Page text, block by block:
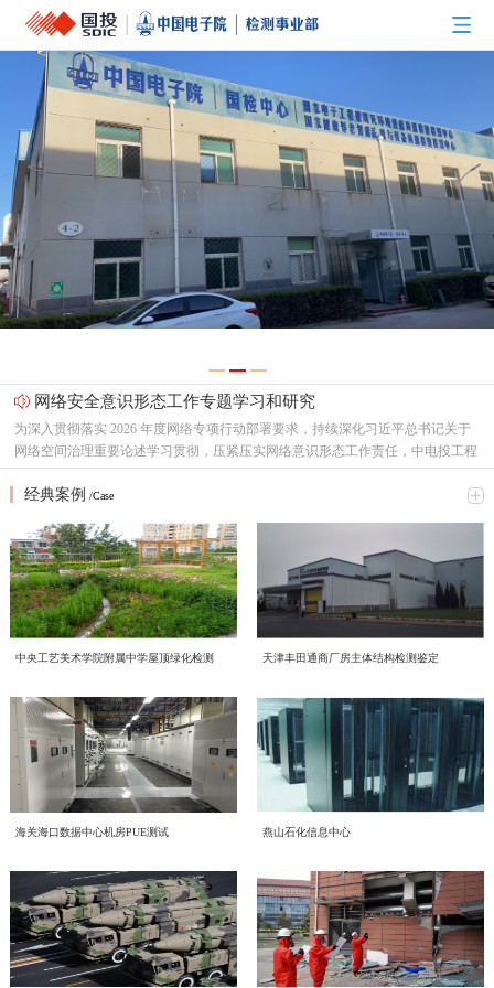
网络安全意识形态工作专题学习和研究
为深入贯彻落实 2026 年度网络专项行动部署要求，持续深化习近平总书记关于
网络空间治理重要论述学习贯彻，压紧压实网络意识形态工作责任，中电投工程
研究检测评定中心有限公司（以下简称“中心”）党总支召开专题支委会，集中研
究网络意识形态重点工作，全面梳理工作提升方向、明确落实举措。结合本次会
态工作核心意义互联网是意识形态斗争的主阵地、主战场、最前沿，网络意识形
态安全直接关系政治安全、舆论安全和单位长远发展。习近平总书记深刻指
出；“过不了互联网这一关，就过不了长期执政这一关，必须坚持正能量是总要
求、管得住是硬道理、用得好是真本事，持续健全网络生态治理长效机制，营造
风清气正的网络空间”。中心运营自有新媒体宣传平台，党员、职工线上交流、
对外业务宣传频次高，各类线上内容发布、网络言论行为都直接代表单位形象、
力，摒弃 “重业务、轻网信” 的片面认知，把网络意识形态工作摆在党建重点位
置，坚持守土有责、守土负责、守土尽责，牢牢管好、守好、用好各类网络阵
地。二、对标专项部署，明晰网络意识形态两大重点工作任务会议传达上级
2026 年度网络专项行动工作要求，结合中心运营管理实际，梳理当前网络意识
形态工作提升方向，明确两项核心工作抓手：（一）从严规范新媒体平台发布流
程，刚性落实 “三校三审” 机制新媒体是对外宣传、传递单位声音的重要载体，
内容导向容不得半点疏漏。将继续完善中心自有新媒体平台信息发布全流程管控
审” 制度：落实三级审核流程，每一级审核均留存书面或线上审核记录，做到全
程可追溯；2. 严把内容导向关口：所有对外发布图文、短视频、工作动态、宣传
材料，必须坚守正确政治方向、舆论导向、价值取向，重点核查政策表述、行业
宣传、对外口径，杜绝模糊表述、片面化表达、导向偏差内容上线；3. 常态化开
展平台自查自纠，定期梳理历史发布内容，及时清理过时、存在风险隐患的信
息，建立宣传内容负面清单，从源头防范舆情风险。（二）常态化开展党员专题
节能新起点，低碳向未来！
明的环保知识学习活动，积极响应2026年全国低碳日“绿色转型 全民同行”主题号
召。一、三部宣传片，共学绿色理念 本次学习重点围绕三部权威宣传片展开，
三部宣传片，视角不同、侧重各异，但指向同一个目标——让绿色低碳成为每个
人的行动自觉。 2026年全国低碳日“绿色转型 全民同行”主题宣传片 由生态环境
部发布，紧扣今年全国低碳日主题，号召全社会共同参与绿色转型，强调低碳发
来”主题视频 聚焦工业和信息化系统节能降碳实践，展示各领域在节能提效、绿
能降碳《守望未来》主题宣传片 以公共机构为切入点，讲述节能降碳背后的责
任与担当，传递"节约资源就是守护未来"的理念，展现公共机构在绿色转型中的
示范引领作用。二、立足"十五五"，践行全流程绿色理念在中国电子工程设计院
股份有限公司的引领下，我们立足“十五五”碳排放双控新要求，从设计、施工到
运维全流程践行绿色发展理念。 设计阶段，优先采用节能环保技术方案，从源
运维阶段，持续优化能源管理，以精细化运营实现长效减碳。三、从点滴做起，
纸，选择绿色出行让我们携手共建低碳企业，为美丽中国贡献力量！
喜报！中电投工程研究检测评定中心成功获批CNAS温室气体
审定与核查认可资质
近日，中电投工程研究检测评定中心有限公司（以下简称中心）顺利通过中国合
格评定国家认可委员会（CNAS）严格评审，成功取得温室气体审定和核查分项
认可资质，认可注册号为CNAS VV048-EI。此次资质的成功获批，标志着中心
温室气体核查、碳资产管理与低碳技术服务能力正式获得国家级、国际化权威认
委员会（CNAS）是国内权威的实验室与检验检测机构认可机构，其认可资质具
备国际互认效力，严格遵循ISO 14064系列国际标准及国家温室气体审定核查相
关准则，评审标准严苛、涵盖范围全面，是衡量机构碳核查技术能力、公正性与
权威性的核心标杆，获得该项认可意味着机构出具的温室气体审定、核查结果可
获得全球多个国家和地区的认可，具备极强的公信力与法律效力。 评审过程
中，CNAS评审组通过资料审核、现场核查、体系核查等多维度、全流程严苛评
审，对中心温室气体量化核算、排放核查、数据溯源管理、质量管理体系等核心
管理程序以及严谨的技术服务流程，最终确认中心完全符合温室气体审定与核查
机构认可规范要求，准予获批相关认可资质。 作为深耕工程检测、评定与绿色
低碳技术服务领域的专业机构，中电投工程研究检测评定中心有限公司长期聚
焦“双碳”战略落地，深耕绿色低碳产业赛道，持续完善碳服务技术体系，组建专
业碳核查技术团队，深耕电子电气设备，工业机械，食品，土木工程，建材等多
赋能合规高质量发展 中电投检测中心承接国投健康公司启动
力企业高质量、可持续、安全化发展，中国电子工程设计院股份有限公司全资子
公司中电投工程研究检测评定中心有限公司（以下简称“中电投检测中心”）承接
了国投健康产业投资有限公司（以下简称“国投健康”）质量、环境、职业健康安
全管理三体系建设项目。并于近日组织召开质量、环境、职业健康安全管理三体
系建设项目启动会。本次启动的三体系建设，严格对标 GB/T 19001-2016/ISO
9001:2015质量管理体系、GB/T 24001-2016/ISO 14001:2015环境管理体系、GB/T
45001-2020/ISO 45001:2018职业健康安全管理体系。结合标准条款和国投健康运
程工作安排，确保体系建设贴合企业实际经营情况，真正实现标准化落地、常态
化运行、长效化赋能。作为本次三体系建设工作的技术支撑单位，中电投检测中
心将持续推进国投健康三体系建设、运行、认证工作，以标准化管理赋能健康产
业高质量发展，助力国投健康全力打造管理规范、服务优质、安全可控、可持续
发展的长效管理机制。
CECS协会标准《电子工业化学品系统验收标准（送审稿）》
审查会顺利召开
近日，由中国电子工程设计院股份有限公司国家电子工程建筑及环境性能质量检
验检测中心主编的中国工程建设标准化协会标准《电子工业化学品系统验收标准
（送审稿）》（以下简称《标准》）审查会在北京召开。近年来，随着国内半导
体集成电路、平板显示等行业的快速发展，高纯化学品系统作为整个电子工程建
学品系统质量和验收细则的标准缺失，现行GB 50781、等标准多是从设计、建
造的角度，对电子工业气体系统进行技术规定，从质量控制角度目前的做法基本
是引用SEMI、ASTM等国外标准，一方面缺少技术一致性，另一方面制约了国
内相关产业的发展。本标准从立项开始，就得到了CECS 电子工程分会的大力支
持和行业的高度关注，组建了涵盖业主单位、设计院、施工单位、材料和设备供
应商、检测和技术服务机构等20多家参编单位的编制组。中国工程建设标准化协
中电投检测中心为工业建筑进行火灾后检测鉴定—全维度检
近期，我中心针对某电厂烟囱火灾事件完成全面检测鉴定工作。本次鉴定严格依
准》等国家标准，通过实体检测、温度场仿真、力学分析等多维度评估，明确烟
囱结构现状及后续处置方向，为电厂安全生产提供科学支撑。（1）全维度检测
覆盖 核心指标符合规范本次检测首先核查烟囱结构体系及平面布置，确认该钢
筋混凝土筒体整体布置与原设计图纸完全一致。地基基础未见不均匀沉降、滑移
或整体倾斜现象，后续仍需按规范持续开展沉降观测。外观质量检查显示，火灾
环境噪声检测，守护城市声环境质量
随着我国经济发展和城市化进程的加速，噪声污染已成为现代社会中一个日益突
出的环境问题。环境噪声检测作为治理噪声污染的重要环节，对提升环境的健康
及舒适度具有重要意义。 中电投工程研究检测评定中心有限公司（以下简称中
结构检测的智能化升级路径——智慧监测赋能工业装备
经典案例 /Case
中央工艺美术学院附属中学屋顶绿化检测 天津丰田通商厂房主体结构检测鉴定
海关海口数据中心机房PUE测试 燕山石化信息中心